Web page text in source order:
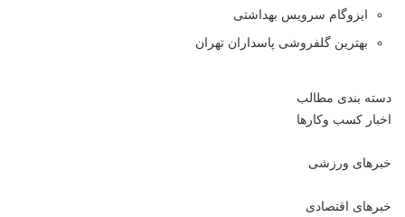
ایزوگام سرویس بهداشتی
بهترین گلفروشی پاسداران تهران
دسته بندی مطالب
اخبار کسب وکارها
خبرهای ورزشی
خبرهای اقتصادی